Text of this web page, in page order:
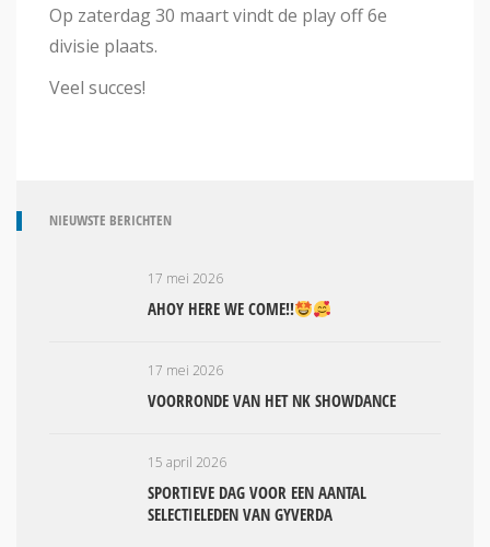
Op zaterdag 30 maart vindt de play off 6e
divisie plaats.
Veel succes!
NIEUWSTE BERICHTEN
17 mei 2026
AHOY HERE WE COME!!
17 mei 2026
VOORRONDE VAN HET NK SHOWDANCE
15 april 2026
SPORTIEVE DAG VOOR EEN AANTAL
SELECTIELEDEN VAN GYVERDA